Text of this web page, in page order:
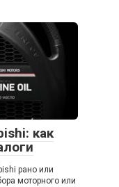
как
рано или
моторного или